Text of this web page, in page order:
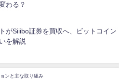
わる？
がSiiibo証券を買収へ、ビットコイン
を解説
ンと主な取り組み